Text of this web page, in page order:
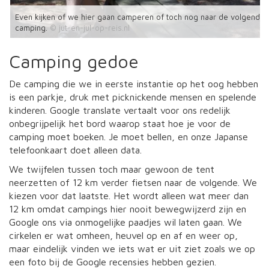
Even kijken of we hier gaan camperen of toch nog naar de volgende
camping.
Camping gedoe
De camping die we in eerste instantie op het oog hebben
is een parkje, druk met picknickende mensen en spelende
kinderen. Google translate vertaalt voor ons redelijk
onbegrijpelijk het bord waarop staat hoe je voor de
camping moet boeken. Je moet bellen, en onze Japanse
telefoonkaart doet alleen data.
We twijfelen tussen toch maar gewoon de tent
neerzetten of 12 km verder fietsen naar de volgende. We
kiezen voor dat laatste. Het wordt alleen wat meer dan
12 km omdat campings hier nooit bewegwijzerd zijn en
Google ons via onmogelijke paadjes wil laten gaan. We
cirkelen er wat omheen, heuvel op en af en weer op,
maar eindelijk vinden we iets wat er uit ziet zoals we op
een foto bij de Google recensies hebben gezien.